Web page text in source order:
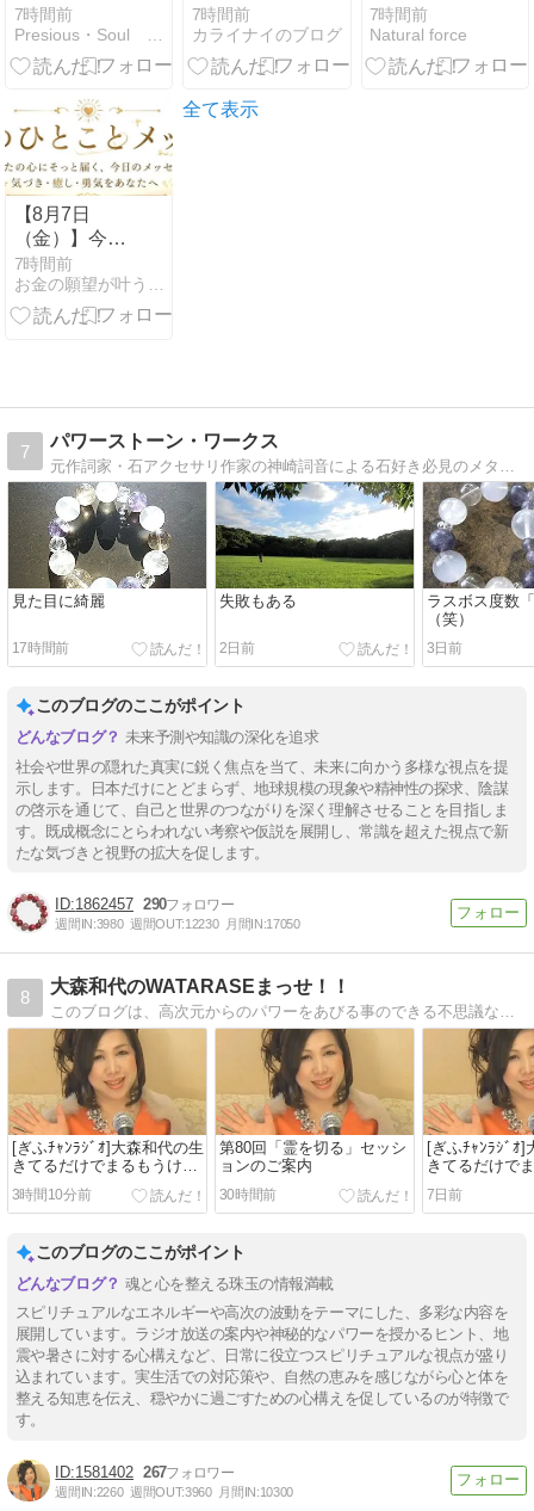
ギーが映し出
す、あなたへ
のメッセー
7時間前
（地獄）
7時間前
カライナイのブログ
せ
7時間前
Natural force
【8月7日
（金）】今日
のひとことメ
ッセージ
7時間前
全て表示
7
パワーストーン・ワークス
見た目に綺麗
17時間前
失敗もある
2日前
ラスボス度数
（笑）
3日前
このブログのここがポイント
未来予測や知識の深化を追求
社会や世界の隠れた真実に鋭く焦点を当て、未来に向かう多様な視点を提
示します。日本だけにとどまらず、地球規模の現象や精神性の探求、陰謀
の啓示を通じて、自己と世界のつながりを深く理解させることを目指しま
す。既成概念にとらわれない考察や仮説を展開し、常識を超えた視点で新
たな気づきと視野の拡大を促します。
1862457 290
週間IN:3980 週間OUT:12230 月間IN:17050
8
大森和代のWATARASEまっせ！！
このブログは、高次元からのパワーをあびる事のできる不思議なブログ。あなたの人生を望むとおりに歩めるように、毎日、ここへ帰ってきてね。
[ぎふﾁｬﾝﾗｼﾞｵ]大森和代の生
きてるだけでまるもうけ
(8/1放送分)
3時間10分前
第80回「霊を切る」セッシ
ョンのご案内
30時間前
[ぎふﾁｬﾝﾗｼﾞｵ]
きてるだけで
(7/25放送分)
7日前
このブログのここがポイント
魂と心を整える珠玉の情報満載
スピリチュアルなエネルギーや高次の波動をテーマにした、多彩な内容を
展開しています。ラジオ放送の案内や神秘的なパワーを授かるヒント、地
震や暑さに対する心構えなど、日常に役立つスピリチュアルな視点が盛り
込まれています。実生活での対応策や、自然の恵みを感じながら心と体を
整える知恵を伝え、穏やかに過ごすための心構えを促しているのが特徴で
す。
1581402 267
週間IN:2260 週間OUT:3960 月間IN:10300